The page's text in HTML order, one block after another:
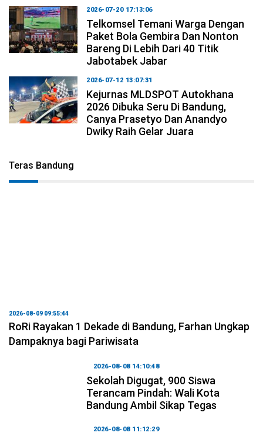
2026-07-20 17:13:06
Telkomsel Temani Warga Dengan
Paket Bola Gembira Dan Nonton
Bareng Di Lebih Dari 40 Titik
Jabotabek Jabar
2026-07-12 13:07:31
Kejurnas MLDSPOT Autokhana
2026 Dibuka Seru Di Bandung,
Canya Prasetyo Dan Anandyo
Dwiky Raih Gelar Juara
Teras Bandung
2026-08-09 09:55:44
RoRi Rayakan 1 Dekade di Bandung, Farhan Ungkap
Dampaknya bagi Pariwisata
2026-08-08 14:10:48
Sekolah Digugat, 900 Siswa
Terancam Pindah: Wali Kota
Bandung Ambil Sikap Tegas
2026-08-08 11:12:29